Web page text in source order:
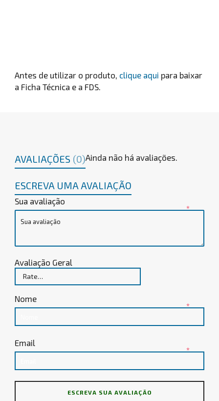
Antes de utilizar o produto, clique aqui para baixar
a Ficha Técnica e a FDS.
AVALIAÇÕES (0)Ainda não há avaliações.
ESCREVA UMA AVALIAÇÃO
Sua avaliação
*
Avaliação Geral
Nome
*
Email
*